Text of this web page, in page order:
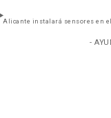
Alicante instalará sensores en el
-